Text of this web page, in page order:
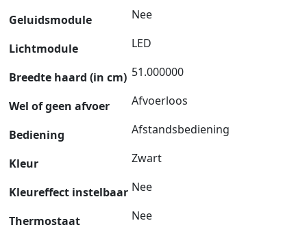
Geluidsmodule Nee
Lichtmodule LED
Breedte haard (in cm) 51.000000
Wel of geen afvoer Afvoerloos
Bediening Afstandsbediening
Kleur Zwart
Kleureffect instelbaar Nee
Thermostaat Nee